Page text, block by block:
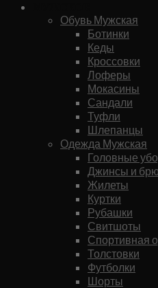
Обувь Мужская
Ботинки
Кеды
Кроссовки
Лоферы
Мокасины
Сандали
Туфли
Шлепанцы
Одежда Мужская
Головные
Джинсы и
Жилеты
Куртки
Рубашки
Свитшоты
Спортивная
Толстовки
Футболки
Шорты